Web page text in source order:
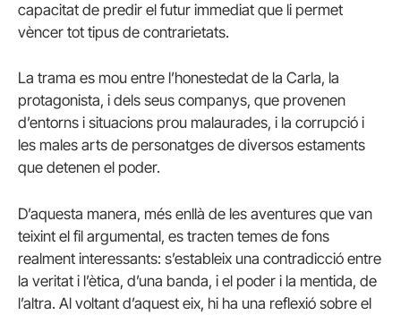
capacitat de predir el futur immediat que li permet
vèncer tot tipus de contrarietats.
La trama es mou entre l’honestedat de la Carla, la
protagonista, i dels seus companys, que provenen
d’entorns i situacions prou malaurades, i la corrupció i
les males arts de personatges de diversos estaments
que detenen el poder.
D’aquesta manera, més enllà de les aventures que van
teixint el fil argumental, es tracten temes de fons
realment interessants: s’estableix una contradicció entre
la veritat i l’ètica, d’una banda, i el poder i la mentida, de
l’altra. Al voltant d’aquest eix, hi ha una reflexió sobre el